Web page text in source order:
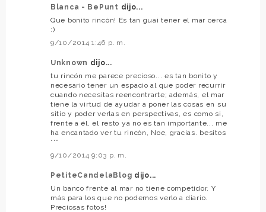
Blanca - BePunt dijo...
Que bonito rincón! Es tan guai tener el mar cerca
:)
9/10/2014 1:46 p. m.
Unknown dijo...
tu rincón me parece precioso... es tan bonito y
necesario tener un espacio al que poder recurrir
cuando necesitas reencontrarte; además, el mar
tiene la virtud de ayudar a poner las cosas en su
sitio y poder verlas en perspectivas, es como si,
frente a él, el resto ya no es tan importante... me
ha encantado ver tu rincón, Noe, gracias. besitos
***
9/10/2014 9:03 p. m.
PetiteCandelaBlog dijo...
Un banco frente al mar no tiene competidor. Y
más para los que no podemos verlo a diario.
Preciosas fotos!